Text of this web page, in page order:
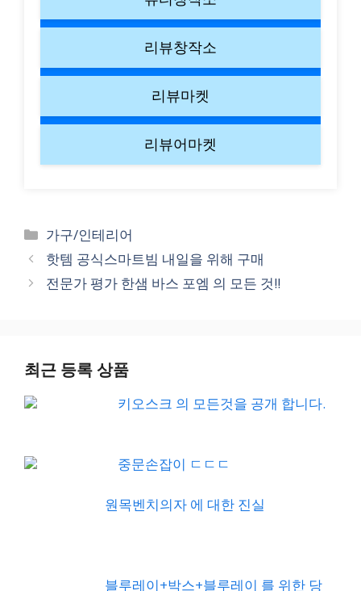
리뷰창작소
리뷰마켓
리뷰어마켓
Categories
가구/인테리어
핫템 공식스마트빔 내일을 위해 구매
전문가 평가 한샘 바스 포엠 의 모든 것!!
최근 등록 상품
키오스크 의 모든것을 공개 합니다.
중문손잡이 ㄷㄷㄷ
원목벤치의자 에 대한 진실